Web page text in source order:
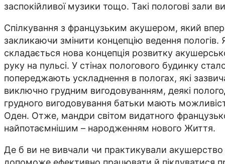
заспокійливої музики тощо. Такі пологові
Спілкування з французьким акушером, який
закликаючи змінити концепцію ведення
складається нова концепція розвитку
руку на пульсі. У стінах пологового будинку
попереджають ускладнення в пологах, які
виключно грудним вигодовуванням, деякі
грудного вигодовування батьки мають
Оден. Отже, мандри світом видатного
найпотаємнішим – народженням нового Життя.
Де б ви не вивчали чи практикували акушерство